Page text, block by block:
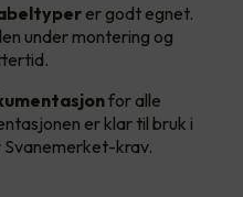
er godt egnet.
under montering og
for alle
er klar til bruk i
krav.